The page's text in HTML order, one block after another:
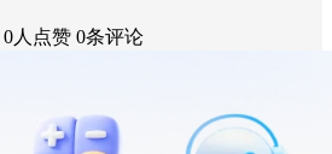
0人点赞 0条评论